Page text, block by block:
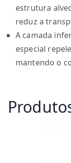
estrutura
reduz a
A camada
especial
mantendo o